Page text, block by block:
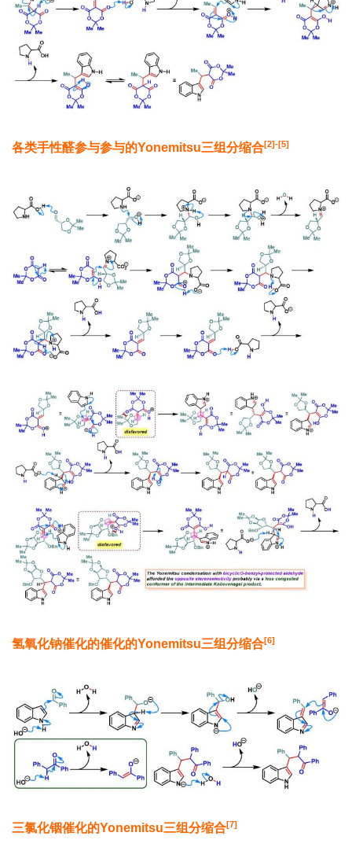
各类手性醛参与参与的Yonemitsu三组分缩合[2]-[5]
氢氧化钠催化的催化的Yonemitsu三组分缩合[6]
三氯化铟催化的Yonemitsu三组分缩合[7]